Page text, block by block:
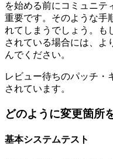
を始める前にコミュニテ
重要です。そのような手
れてしまうでしょう。も
されている場合には、よ
んでください。
レビュー待ちのパッチ・
されています。
どのように変更箇所
基本システムテスト